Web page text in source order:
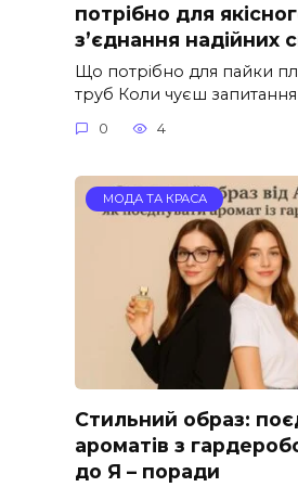
потрібно для
з’єднання надійних
Що потрібно для пайки
труб Коли чуєш запитання
0 4
МОДА ТА КРАСА
Стильний образ:
ароматів з
до Я – поради